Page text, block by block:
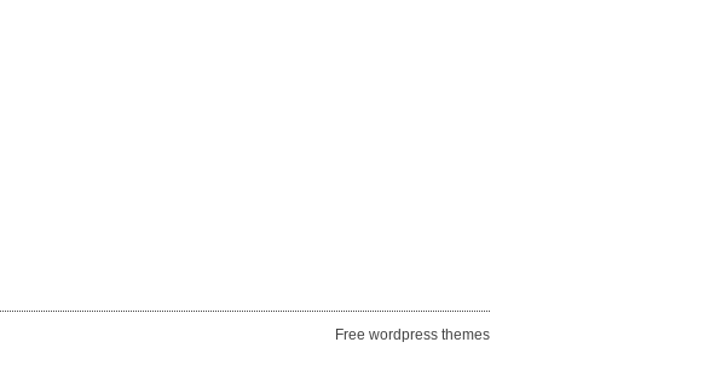
Free wordpress themes